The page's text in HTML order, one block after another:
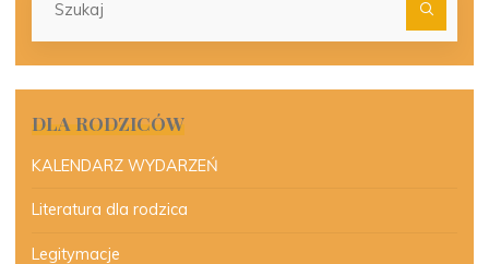
DLA RODZICÓW
KALENDARZ WYDARZEŃ
Literatura dla rodzica
Legitymacje